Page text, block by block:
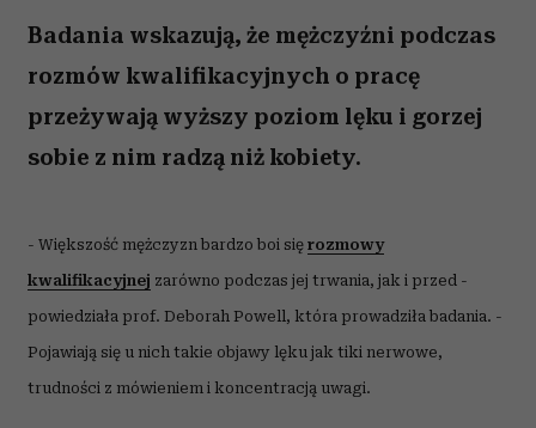
Badania wskazują, że mężczyźni podczas
rozmów kwalifikacyjnych o pracę
przeżywają wyższy poziom lęku i gorzej
sobie z nim radzą niż kobiety.
- Większość mężczyzn bardzo boi się rozmowy
kwalifikacyjnej zarówno podczas jej trwania, jak i przed -
powiedziała prof. Deborah Powell, która prowadziła badania. -
Pojawiają się u nich takie objawy lęku jak tiki nerwowe,
trudności z mówieniem i koncentracją uwagi.